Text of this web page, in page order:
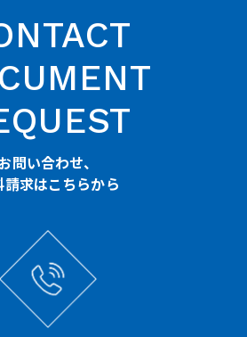
問い合わせ、
請求はこちらから